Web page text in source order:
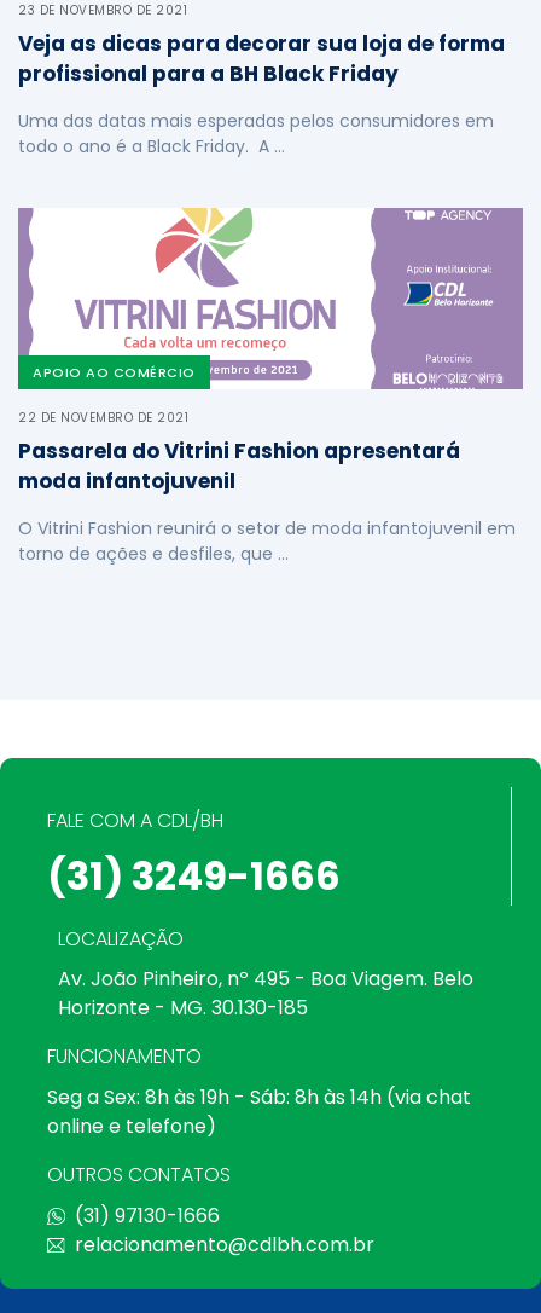
23 DE NOVEMBRO DE 2021
Veja as dicas para decorar sua loja de forma
profissional para a BH Black Friday
Uma das datas mais esperadas pelos consumidores em
todo o ano é a Black Friday. A …
APOIO AO COMÉRCIO
22 DE NOVEMBRO DE 2021
Passarela do Vitrini Fashion apresentará
moda infantojuvenil
O Vitrini Fashion reunirá o setor de moda infantojuvenil em
torno de ações e desfiles, que …
FALE COM A CDL/BH
(31) 3249-1666
LOCALIZAÇÃO
Av. João Pinheiro, nº 495 - Boa Viagem. Belo
Horizonte - MG. 30.130-185
FUNCIONAMENTO
Seg a Sex: 8h às 19h - Sáb: 8h às 14h (via chat
online e telefone)
OUTROS CONTATOS
(31) 97130-1666
relacionamento@cdlbh.com.br